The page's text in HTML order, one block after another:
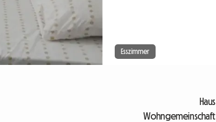
Esszimmer
Haus
Wohngemeinschaft